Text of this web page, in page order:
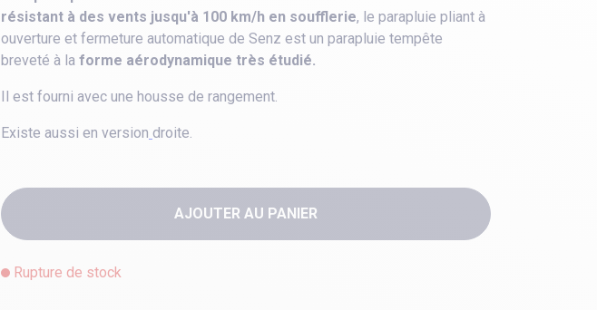
résistant à des vents jusqu'à 100 km/h en soufflerie, le parapluie pliant à
ouverture et fermeture automatique de Senz est un parapluie tempête
breveté à la forme aérodynamique très étudié.
Il est fourni avec une housse de rangement.
Existe aussi en version droite.
AJOUTER AU PANIER
Rupture de stock